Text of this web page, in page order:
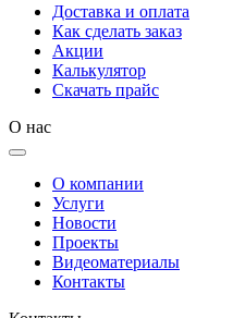
Доставка и оплата
Как сделать заказ
Акции
Калькулятор
Скачать прайс
О нас
О компании
Услуги
Новости
Проекты
Видеоматериалы
Контакты